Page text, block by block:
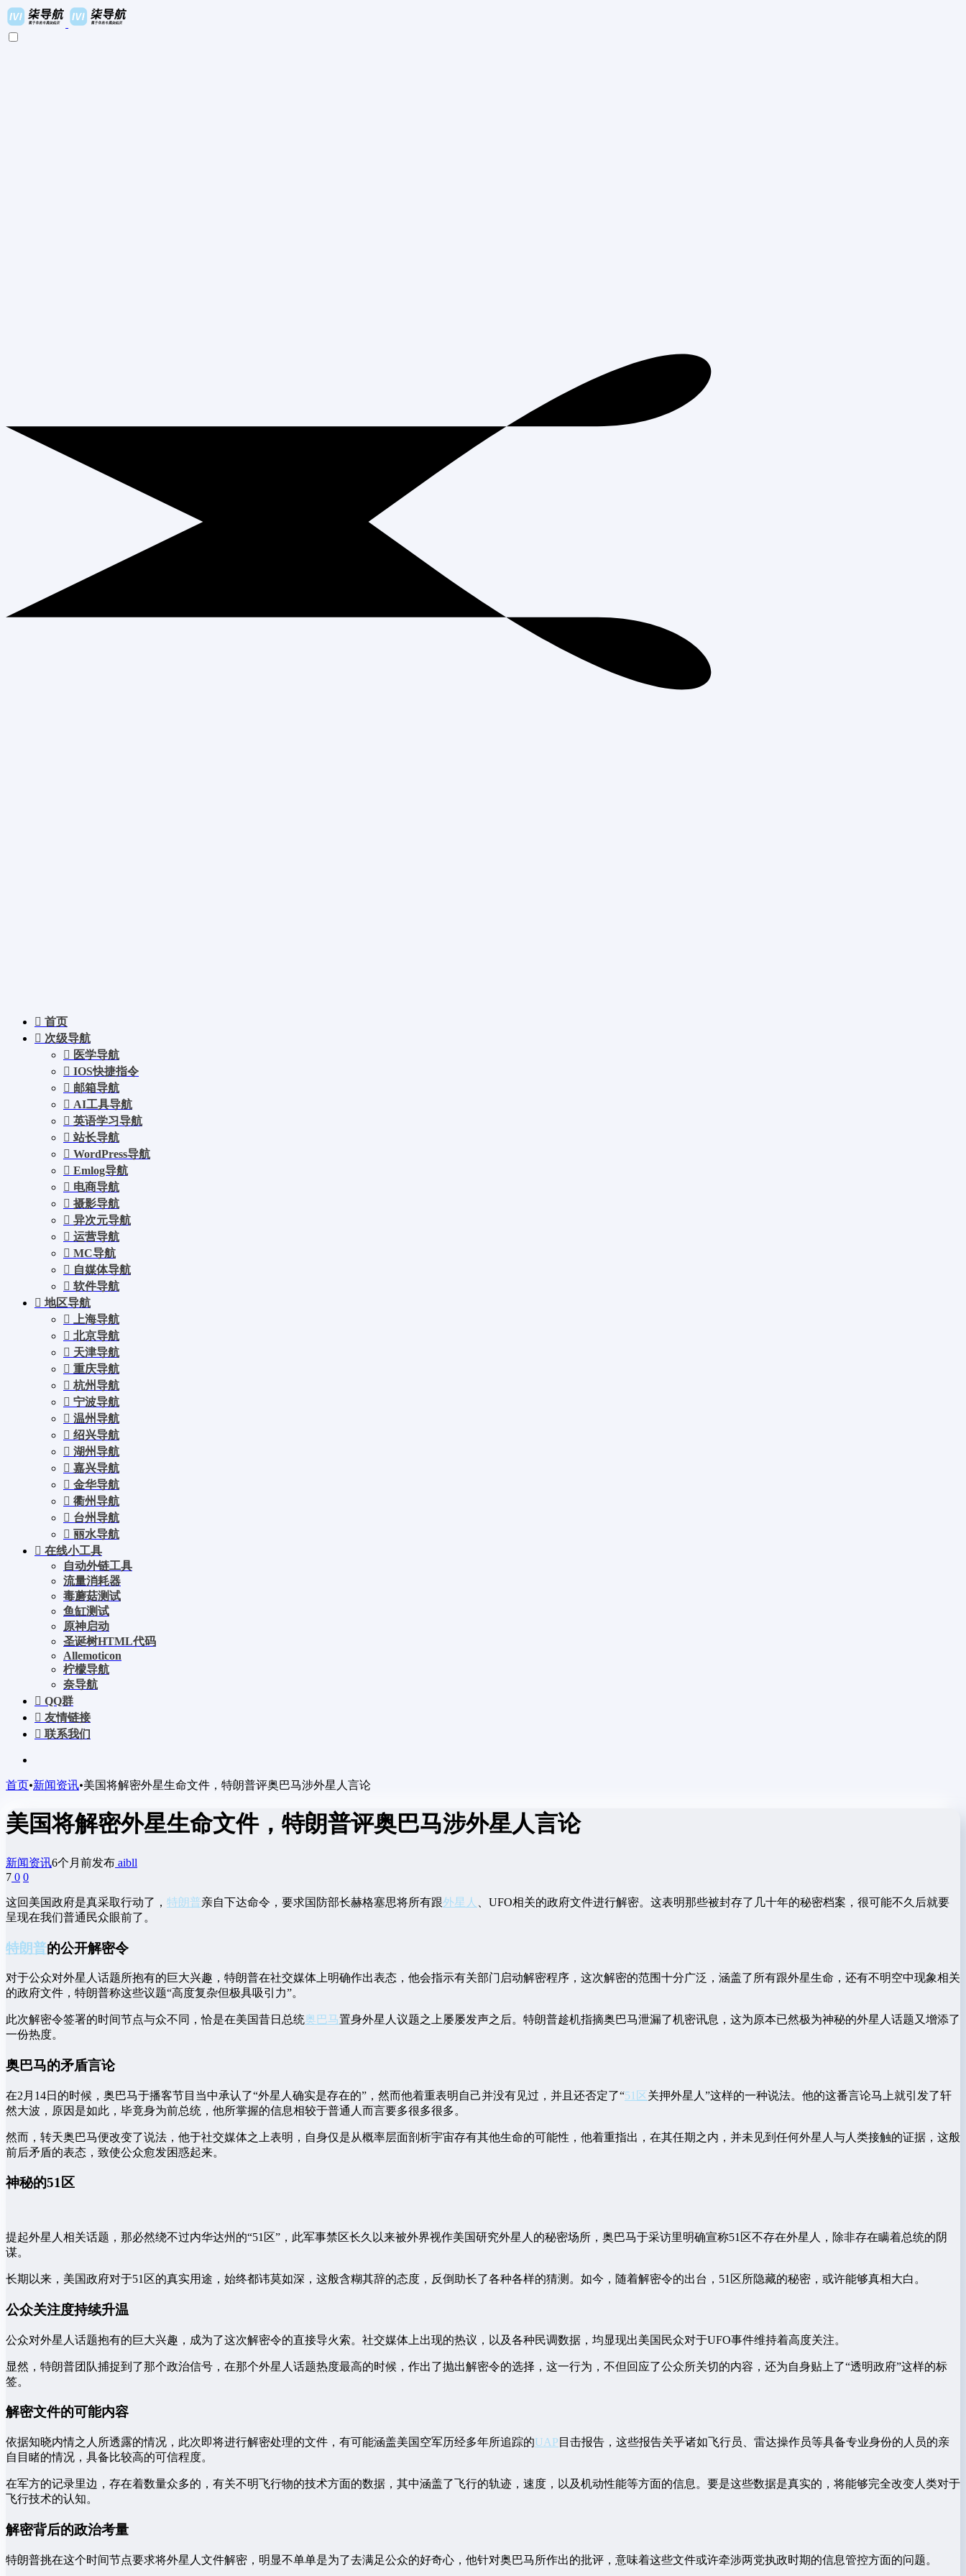
首页
次级导航
医学导航
IOS快捷指令
邮箱导航
AI工具导航
英语学习导航
站长导航
WordPress导航
Emlog导航
电商导航
摄影导航
异次元导航
运营导航
MC导航
自媒体导航
软件导航
地区导航
上海导航
北京导航
天津导航
重庆导航
杭州导航
宁波导航
温州导航
绍兴导航
湖州导航
嘉兴导航
金华导航
衢州导航
台州导航
丽水导航
在线小工具
自动外链工具
流量消耗器
毒蘑菇测试
鱼缸测试
原神启动
圣诞树HTML代码
Allemoticon
柠檬导航
奈导航
QQ群
友情链接
联系我们
首页•新闻资讯•美国将解密外星生命文件，特朗普评奥巴马涉外星人言论
美国将解密外星生命文件，特朗普评奥巴马涉外星人言论
新闻资讯6个月前发布 aibll
7 0 0
这回美国政府是真采取行动了， 特朗普亲自下达命令，要求国防部长赫格塞思将所有跟外星人
、UFO相关的政府文件进行解密。这表明那些被封存了几十年的秘密档案，很可能不久后就要
呈现在我们普通民众眼前了。
特朗普的公开解密令
对于公众对外星人话题所抱有的巨大兴趣，特朗普在社交媒体上明确作出表态，他会指示有关部门启动解密程序，这次解密的范围十分广泛，涵盖了所有跟外星生命，还有不明空中现象相关
的政府文件，特朗普称这些议题“高度复杂但极具吸引力”。
此次解密令签署的时间节点与众不同，恰是在美国昔日总统奥巴马置身外星人议题之上屡屡发声之后。特朗普趁机指摘奥巴马泄漏了机密讯息，这为原本已然极为神秘的外星人话题又增添了
一份热度。
奥巴马的矛盾言论
在2月14日的时候，奥巴马于播客节目当中承认了“外星人确实是存在的”，然而他着重表明自己并没有见过，并且还否定了“51区 关押外星人”这样的一种说法。他的这番言论马上就引发了轩
然大波，原因是如此，毕竟身为前总统，他所掌握的信息相较于普通人而言要多很多很多。
然而，转天奥巴马便改变了说法，他于社交媒体之上表明，自身仅是从概率层面剖析宇宙存有其他生命的可能性，他着重指出，在其任期之内，并未见到任何外星人与人类接触的证据，这般
前后矛盾的表态，致使公众愈发困惑起来。
神秘的51区
提起外星人相关话题，那必然绕不过内华达州的“51区”，此军事禁区长久以来被外界视作美国研究外星人的秘密场所，奥巴马于采访里明确宣称51区不存在外星人，除非存在瞒着总统的阴
谋。
长期以来，美国政府对于51区的真实用途，始终都讳莫如深，这般含糊其辞的态度，反倒助长了各种各样的猜测。如今，随着解密令的出台，51区所隐藏的秘密，或许能够真相大白。
公众关注度持续升温
公众对外星人话题抱有的巨大兴趣，成为了这次解密令的直接导火索。社交媒体上出现的热议，以及各种民调数据，均显现出美国民众对于UFO事件维持着高度关注。
显然，特朗普团队捕捉到了那个政治信号，在那个外星人话题热度最高的时候，作出了抛出解密令的选择，这一行为，不但回应了公众所关切的内容，还为自身贴上了“透明政府”这样的标
签。
解密文件的可能内容
依据知晓内情之人所透露的情况，此次即将进行解密处理的文件，有可能涵盖美国空军历经多年所追踪的UAP 目击报告，这些报告关乎诸如飞行员、雷达操作员等具备专业身份的人员的亲
自目睹的情况，具备比较高的可信程度。
在军方的记录里边，存在着数量众多的，有关不明飞行物的技术方面的数据，其中涵盖了飞行的轨迹，速度，以及机动性能等方面的信息。要是这些数据是真实的，将能够完全改变人类对于
飞行技术的认知。
解密背后的政治考量
特朗普挑在这个时间节点要求将外星人文件解密，明显不单单是为了去满足公众的好奇心，他针对奥巴马所作出的批评，意味着这些文件或许牵涉两党执政时期的信息管控方面的问题。